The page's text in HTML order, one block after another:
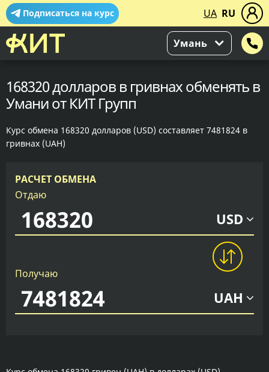
Подписаться на курс UA RU
Умань
168320 долларов в гривнах обменять в
Умани от КИТ Групп
Курс обмена 168320 долларов (USD) составляет 7481824 в
гривнах (UAH)
РАСЧЕТ ОБМЕНА
Отдаю
USD
Получаю
UAH